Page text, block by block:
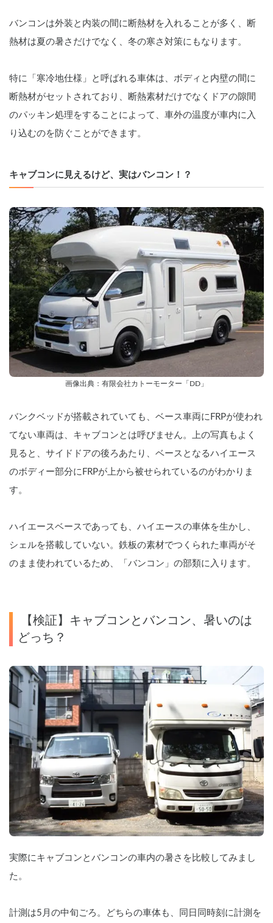
バンコンは外装と内装の間に断熱材を入れることが多く、断
熱材は夏の暑さだけでなく、冬の寒さ対策にもなります。
特に「寒冷地仕様」と呼ばれる車体は、ボディと内壁の間に
断熱材がセットされており、断熱素材だけでなくドアの隙間
のパッキン処理をすることによって、車外の温度が車内に入
り込むのを防ぐことができます。
キャブコンに見えるけど、実はバンコン！？
画像出典：有限会社カトーモーター「DD」
バンクベッドが搭載されていても、ベース車両にFRPが使われ
てない車両は、キャブコンとは呼びません。上の写真もよく
見ると、サイドドアの後ろあたり、ベースとなるハイエース
のボディー部分にFRPが上から被せられているのがわかりま
す。
ハイエースベースであっても、ハイエースの車体を生かし、
シェルを搭載していない。鉄板の素材でつくられた車両がそ
のまま使われているため、「バンコン」の部類に入ります。
【検証】キャブコンとバンコン、暑いのは
どっち？
実際にキャブコンとバンコンの車内の暑さを比較してみまし
た。
計測は5月の中旬ごろ。どちらの車体も、同日同時刻に計測を